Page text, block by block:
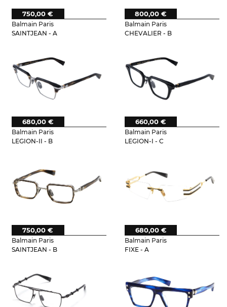
Balmain Paris
SAINTJEAN - A
750,00 €
Balmain Paris
CHEVALIER - B
800,00 €
Balmain Paris
LEGION-II - B
680,00 €
Balmain Paris
LEGION-I - C
660,00 €
Balmain Paris
SAINTJEAN - B
750,00 €
Balmain Paris
FIXE - A
680,00 €